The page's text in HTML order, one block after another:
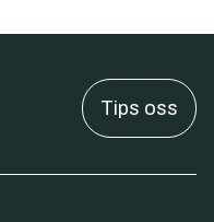
Tips oss